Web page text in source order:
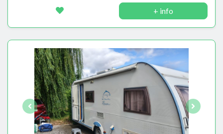
+ info